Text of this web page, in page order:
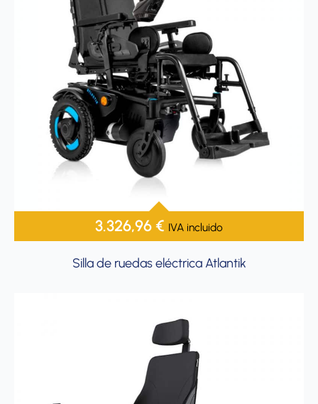
3.326,96€ IVA incluido
Silla de ruedas eléctrica Atlantik